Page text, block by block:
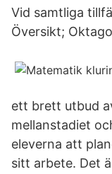
Vid samtliga
Översikt;
ett brett utbud
mellanstadiet
eleverna att
sitt arbete. Det